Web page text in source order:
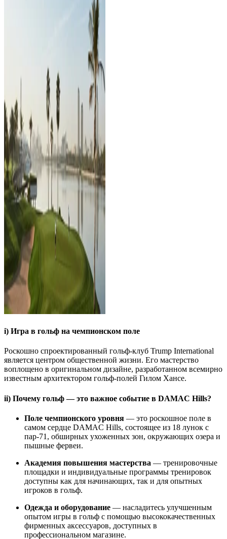
i) Игра в гольф на чемпионском поле
Роскошно спроектированный гольф-клуб Trump International
является центром общественной жизни. Его мастерство
воплощено в оригинальном дизайне, разработанном всемирно
известным архитектором гольф-полей Гилом Хансе.
ii) Почему гольф — это важное событие в DAMAC Hills?
Поле чемпионского уровня — это роскошное поле в
самом сердце DAMAC Hills, состоящее из 18 лунок с
пар-71, обширных ухоженных зон, окружающих озера и
пышные фервеи.
Академия повышения мастерства — тренировочные
площадки и индивидуальные программы тренировок
доступны как для начинающих, так и для опытных
игроков в гольф.
Одежда и оборудование — насладитесь улучшенным
опытом игры в гольф с помощью высококачественных
фирменных аксессуаров, доступных в
профессиональном магазине.